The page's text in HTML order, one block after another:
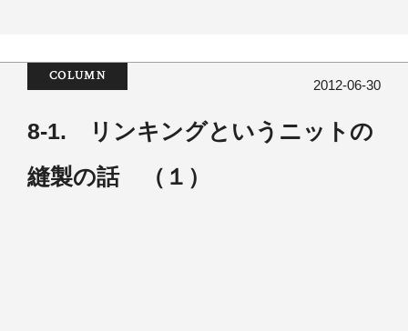
COLUMN
2012-06-30
8-1. リンキングというニットの
縫製の話 （１）